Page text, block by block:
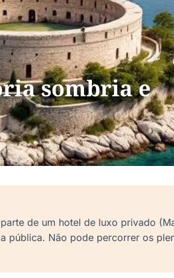
sombria e
de um hotel de luxo privado
pública. Não pode percorrer os